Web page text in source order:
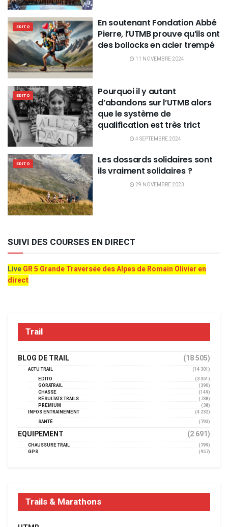
EDITO
En soutenant Fondation Abbé
Pierre, l’UTMB prouve qu’ils ont
des bollocks en acier trempé
11 NOVEMBRE 2024
EDITO
Pourquoi il y autant
d’abandons sur l’UTMB alors
que le système de
qualification est très trict
4 SEPTEMBRE 2024
EDITO
Les dossards solidaires sont
ils vraiment solidaires ?
29 NOVEMBRE 2023
SUIVI DES COURSES EN DIRECT
LiveGR 5 Grande Traversée des Alpes de Romain Olivier en
direct
Trail
BLOG DE TRAIL (18 505)
ACTU TRAIL
(14 301)
EDITO
(3 351)
GORATRAIL
(390)
CHASSE
(149)
RÉSULTATS TRAILS
(738)
PREMIUM
(38)
INFOS ENTRAINEMENT
(4 232)
SANTÉ
(793)
EQUIPEMENT (2 691)
CHAUSSURE TRAIL
(799)
GPS
(957)
Trails & Marathons